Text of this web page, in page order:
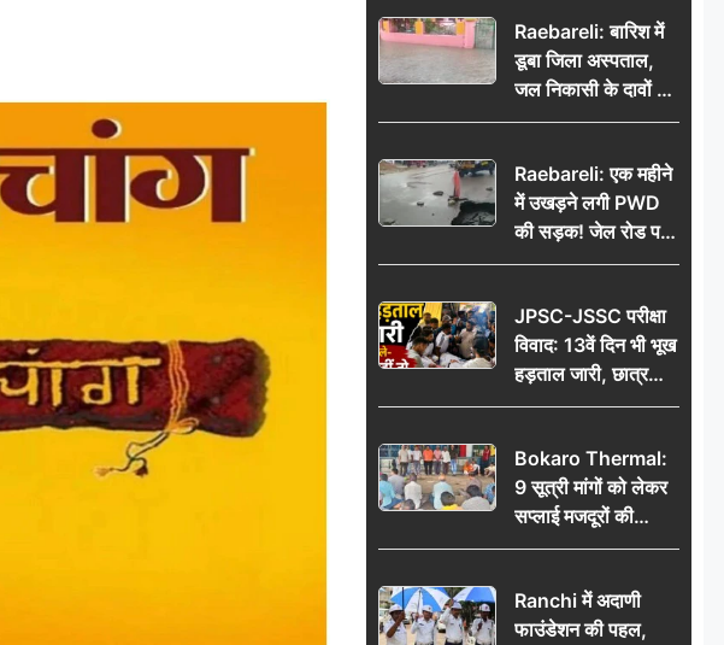
जनसमस्याओं का विवरण
Raebareli: बारिश में
डूबा जिला अस्पताल,
जल निकासी के दावों की
खुली पोल
Raebareli: एक महीने
में उखड़ने लगी PWD
की सड़क! जेल रोड पर
गड्ढे ने खोली निर्माण
की उठी मांग
JPSC-JSSC परीक्षा
विवाद: 13वें दिन भी भूख
हड़ताल जारी, छात्र
बोले- जांच नहीं तो
Bokaro Thermal:
9 सूत्री मांगों को लेकर
सप्लाई मजदूरों की
हुंकार, 12 अगस्त के
Ranchi में अदाणी
फाउंडेशन की पहल,